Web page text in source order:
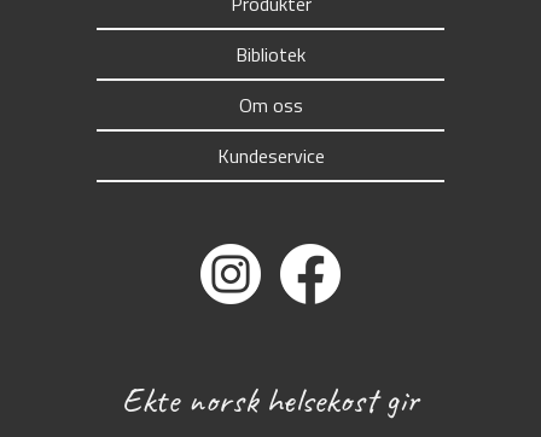
Bibliotek
Om oss
Kundeservice
Ekte norsk helsekost gir